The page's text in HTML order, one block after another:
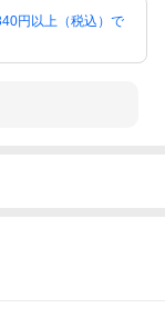
円以上（税込）で